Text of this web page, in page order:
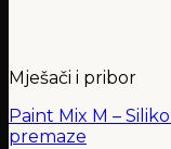
Mješači i pribor
Paint Mix M –
premaze